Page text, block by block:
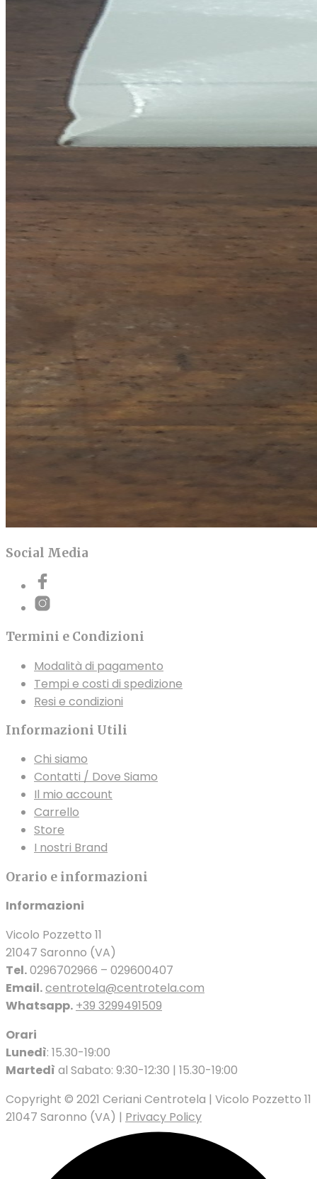
Social Media
Termini e Condizioni
Modalità di pagamento
Tempi e costi di spedizione
Resi e condizioni
Informazioni Utili
Chi siamo
Contatti / Dove Siamo
Il mio account
Carrello
Store
I nostri Brand
Orario e informazioni
Informazioni
Vicolo Pozzetto 11
21047 Saronno (VA)
Tel.0296702966 – 029600407
Email.centrotela@centrotela.com
Whatsapp. +39 3299491509
Orari
Lunedì: 15.30-19:00
Martedì al Sabato: 9:30-12:30 | 15.30-19:00
Copyright © 2021 Ceriani Centrotela | Vicolo Pozzetto 11
21047 Saronno (VA) | Privacy Policy